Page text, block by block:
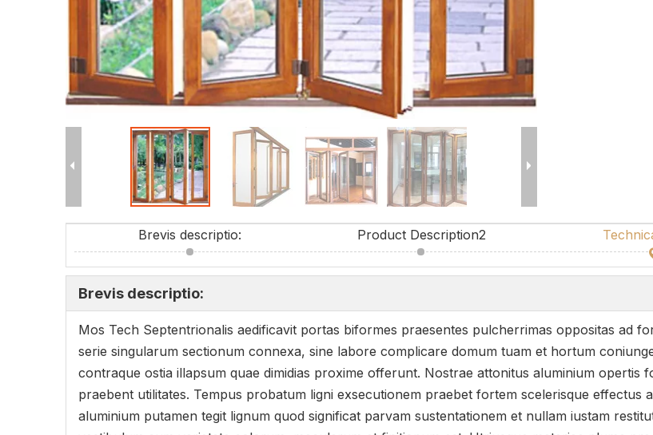
Brevis descriptio: Product Description2
Brevis descriptio:
Mos Tech Septentrionalis aedificavit portas biformes praesentes pulcherrimas oppositas ad
serie singularum sectionum connexa, sine labore complicare domum tuam et hortum
contraque ostia illapsum quae dimidias proxime offerunt. Nostrae attonitus aluminium
praebent utilitates. Tempus probatum ligni exsecutionem praebet fortem scelerisque effectus
aluminium putamen tegit lignum quod significat parvam sustentationem et nullam iustam